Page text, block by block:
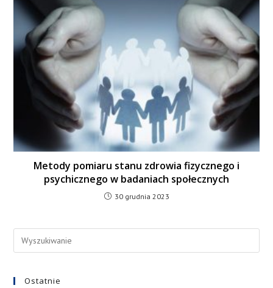
Metody pomiaru stanu zdrowia fizycznego i
psychicznego w badaniach społecznych
30 grudnia 2023
Ostatnie